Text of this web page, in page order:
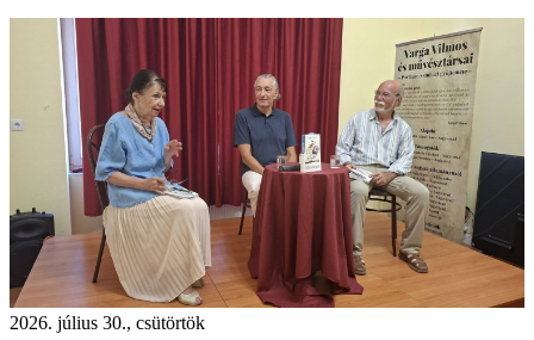
2026. július 30., csütörtök